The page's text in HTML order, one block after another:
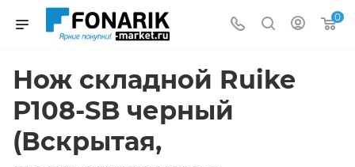
0
Нож складной Ruike
P108-SB черный
(Вскрытая,